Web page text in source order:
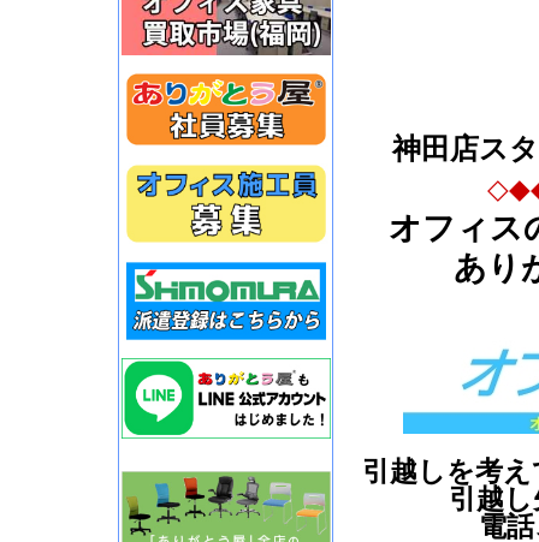
神田店ス
オフィス
あり
引越しを考
引越
電